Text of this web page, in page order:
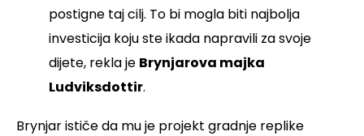
postigne taj cilj. To bi mogla biti najbolja
investicija koju ste ikada napravili za svoje
dijete, rekla je Brynjarova majka
Ludviksdottir.
Brynjar ističe da mu je projekt gradnje replike